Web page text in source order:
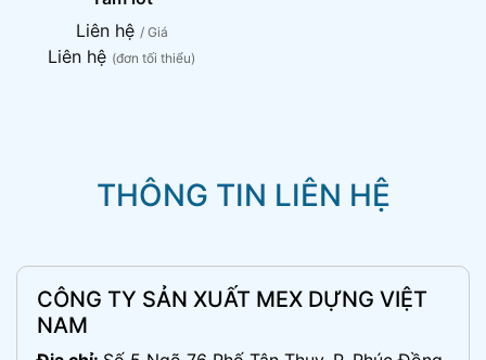
Liên hệ / Giá
Liên hệ (đơn tối thiểu)
THÔNG TIN LIÊN HỆ
CÔNG TY SẢN XUẤT MEX DỰNG VIỆT
NAM